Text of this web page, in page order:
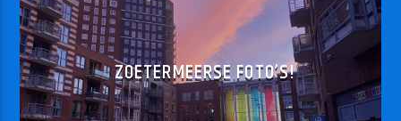
ZOETERMEERSE FOTO’S!